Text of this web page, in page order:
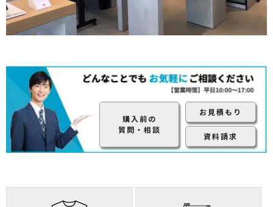
購入前の
質問・相談
お見積もり
資料請求